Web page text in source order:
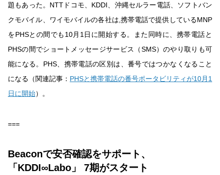
題もあった。NTTドコモ、KDDI、沖縄セルラー電話、ソフトバン
クモバイル、ワイモバイルの各社は,携帯電話で提供しているMNP
をPHSとの間でも10月1日に開始する。また同時に、携帯電話と
PHSの間でショートメッセージサービス（SMS）のやり取りも可
能になる。PHS、携帯電話の区別は、番号ではつかなくなること
になる（関連記事： PHSと携帯電話の番号ポータビリティが10月1
日に開始）。
===
Beaconで安否確認をサポート、
「KDDI∞Labo」 7期がスタート